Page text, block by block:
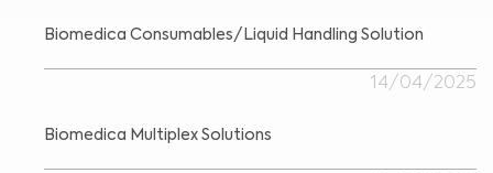
Biomedica Consumables/Liquid Handling Solution
14/04/2025
Biomedica Multiplex Solutions